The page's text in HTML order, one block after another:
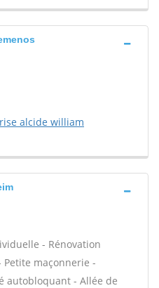
alcide william
- Rénovation
Petite maçonnerie -
autobloquant - Allée de